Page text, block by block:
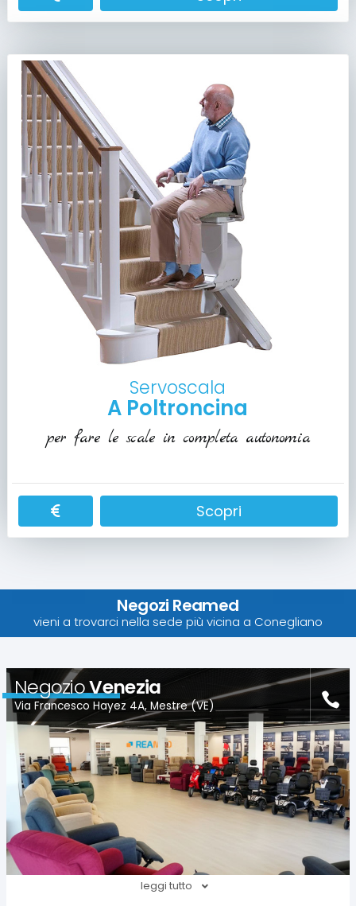
Servoscala
A Poltroncina
per fare le scale in completa autonomia
Scopri
Negozi Reamed
vieni a trovarci nella sede più vicina a Conegliano
NegozioVenezia
Via Francesco Hayez 4A, Mestre (VE)
leggi tutto